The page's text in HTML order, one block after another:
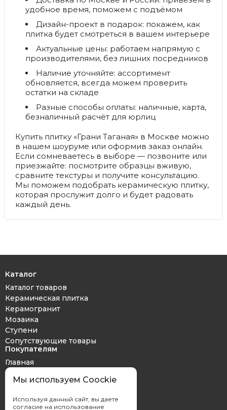
удобное время, поможем с подъёмом
Дизайн-проект в подарок: покажем, как
плитка будет смотреться в вашем интерьере
Актуальные цены: работаем напрямую с
производителями, без лишних посредников
Наличие уточняйте: ассортимент
обновляется, всегда можем проверить
остатки на складе
Разные способы оплаты: наличные, карта,
безналичный расчёт для юрлиц
Купить плитку «Грани Таганая» в Москве можно
в нашем шоуруме или оформив заказ онлайн.
Если сомневаетесь в выборе — позвоните или
приезжайте: посмотрите образцы вживую,
сравните текстуры и получите консультацию.
Мы поможем подобрать керамическую плитку,
которая прослужит долго и будет радовать
каждый день.
Каталог
Каталог товаров
Керамическая плитка
Керамогранит
Мозаика
Ступени
Сопутствующие товары
Покупателям
Главная
Дизайн проект
Оплата и доставка
Контакты
Мы используем Coockie
Используя данный сайт, вы даете
согласие на использование